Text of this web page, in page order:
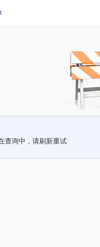
查询中，请刷新重试